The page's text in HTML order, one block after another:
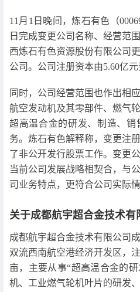
11月1日晚间，炼石有色（
日完成变更公司名称、经营范
西炼石有色资源股份有限公司
公司。公司注册资本由5.60亿元
同时，公司经营范围也作出相
航空发动机及其零部件、燃气
超高温合金的研发、制造、
务。炼石有色解释称，变更注
了非公开发行股票工作。变更
当前公司发展战略相契合，与
司业务特点，更符合公司实际情
关于成都航宇超合金技术有
成都航宇超合金技术有限公司
双流西南航空港经济开发区，
亩，主要从事“超高温合金的
机、工业燃气轮机叶片的研发